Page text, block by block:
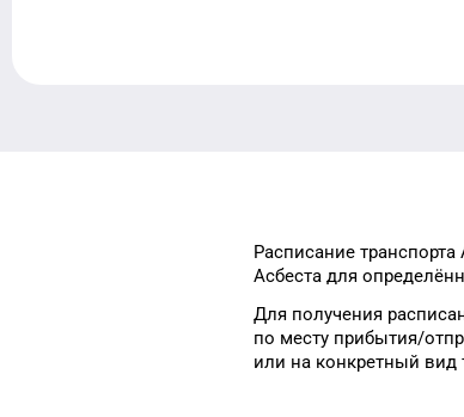
Расписание транспорта
Асбеста для
Для получения
по месту прибытия/
или на конкретный вид